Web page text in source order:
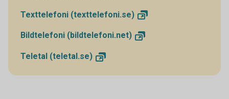
Texttelefoni (texttelefoni.se)
Bildtelefoni (bildtelefoni.net)
Teletal (teletal.se)